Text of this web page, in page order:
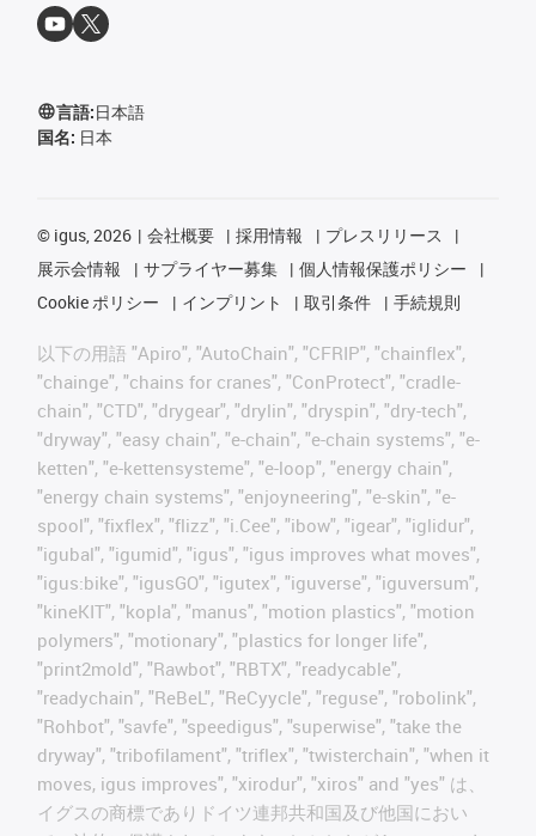
言語:日本語
国名: 日本
© igus, 2026 会社概要 採用情報
プレスリリース
展示会情報
サプライヤー募集
個人情報保護ポリシー
Cookie ポリシー
インプリント 取引条件 手続規則
以下の用語 "Apiro", "AutoChain", "CFRIP", "chainflex",
"chainge", "chains for cranes", "ConProtect", "cradle-
chain", "CTD", "drygear", "drylin", "dryspin", "dry-tech",
"dryway", "easy chain", "e-chain", "e-chain systems", "e-
ketten", "e-kettensysteme", "e-loop", "energy chain",
"energy chain systems", "enjoyneering", "e-skin", "e-
spool", "fixflex", "flizz", "i.Cee", "ibow", "igear", "iglidur",
"igubal", "igumid", "igus", "igus improves what moves",
"igus:bike", "igusGO", "igutex", "iguverse", "iguversum",
"kineKIT", "kopla", "manus", "motion plastics", "motion
polymers", "motionary", "plastics for longer life",
"print2mold", "Rawbot", "RBTX", "readycable",
"readychain", "ReBeL", "ReCyycle", "reguse", "robolink",
"Rohbot", "savfe", "speedigus", "superwise", "take the
dryway", "tribofilament", "triflex", "twisterchain", "when it
moves, igus improves", "xirodur", "xiros" and "yes" は、
イグスの商標でありドイツ連邦共和国及び他国におい